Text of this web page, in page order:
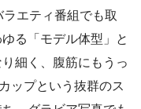
エティ番組でも取
る「モデル体型」と
細く、腹筋にもうっ
ップという抜群のス